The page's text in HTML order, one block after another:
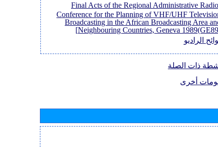
[Final Acts of the Regional Administrative Radio
Conference for the Planning of VHF/UHF
Broadcasting in the African Broadcasting Area
Neighbouring Countries, Geneva
الراديو
ذات الصلة
أخرى